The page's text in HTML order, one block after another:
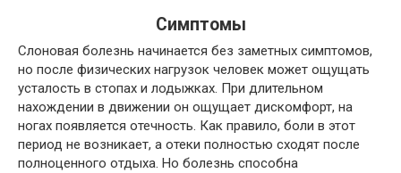
Симптомы
Слоновая болезнь начинается без заметных симптомов,
но после физических нагрузок человек может ощущать
усталость в стопах и лодыжках. При длительном
нахождении в движении он ощущает дискомфорт, на
ногах появляется отечность. Как правило, боли в этот
период не возникает, а отеки полностью сходят после
полноценного отдыха. Но болезнь способна